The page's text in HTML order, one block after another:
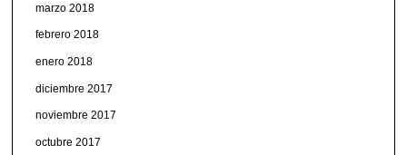
marzo 2018
febrero 2018
enero 2018
diciembre 2017
noviembre 2017
octubre 2017